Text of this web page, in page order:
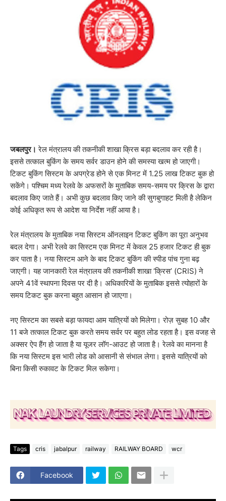
जबलपुर। रेल मंत्रालय की तकनीकी शाखा क्रिस बड़ा बदलाव कर रही है।
इससे तत्काल बुकिंग के समय सर्वर डाउन होने की समस्या खत्म हो जाएगी।
टिकट बुकिंग सिस्टम के अपग्रेड होने से एक मिनट में 1.25 लाख टिकट बुक हो
सकेंगे। पश्चिम मध्य रेलवे के अफसरों के मुताबिक समय-समय पर क्रिस के द्वारा
बदलाव किए जाते हैं। अभी कुछ बदलाव किए जाने की सुगबुगाहट मिली है लेकिन
कोई अधिकृत रूप से आदेश या निर्देश नहीं आया है।
रेल मंत्रालय के मुताबिक नया सिस्टम ऑनलाइन टिकट बुकिंग का पूरा अनुभव
बदल देगा। अभी रेलवे का सिस्टम एक मिनट में केवल 25 हजार टिकट ही बुक
कर पाता है। नया सिस्टम आने के बाद टिकट बुकिंग की स्पीड पांच गुना बढ़
जाएगी। यह जानकारी रेल मंत्रालय की तकनीकी शाखा ‘क्रिस’ (CRIS) ने
अपने 41वें स्थापना दिवस पर दी है। अधिकारियों के मुताबिक इससे त्योहारों के
समय टिकट बुक करना बहुत आसान हो जाएगा।
नए सिस्टम का सबसे बड़ा फायदा आम यात्रियों को मिलेगा। रोज़ सुबह 10 और
11 बजे तत्काल टिकट बुक करते समय सर्वर पर बहुत लोड रहता है। इस वजह से
अक्सर ऐप हैंग हो जाता है या यूजर लॉग-आउट हो जाता है। रेलवे का मानना है
कि नया सिस्टम इस भारी लोड को आसानी से संभाल लेगा। इससे यात्रियों को
बिना किसी रुकावट के टिकट मिल सकेगा।
Tags cris jabalpur railway RAILWAY BOARD wcr
Facebook